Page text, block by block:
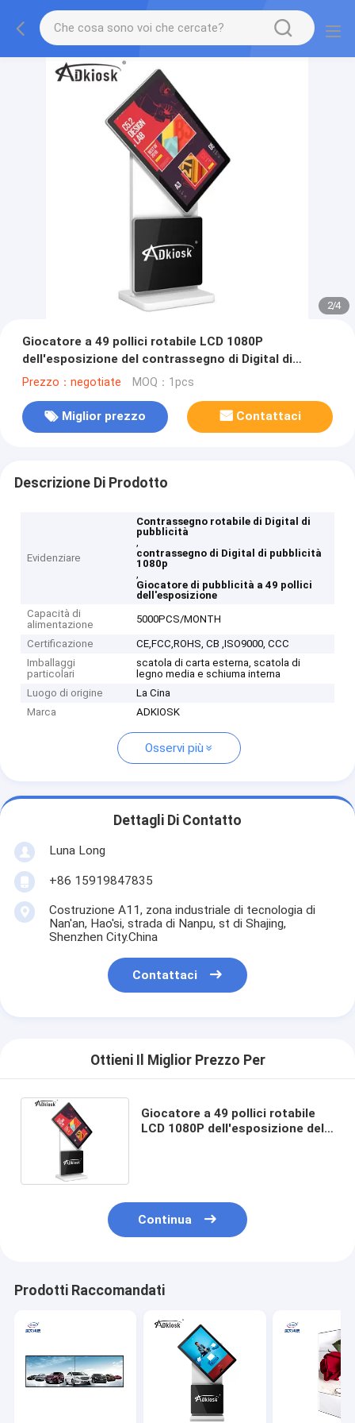
2/4
Giocatore a 49 pollici rotabile LCD 1080P
dell'esposizione del contrassegno di Digital di
pubblicità
Prezzo：negotiate MOQ：1pcs
Miglior prezzo Contattaci
Descrizione Di Prodotto
Evidenziare
Contrassegno rotabile di Digital di
pubblicità
,
contrassegno di Digital di pubblicità
1080p
,
Giocatore di pubblicità a 49 pollici
dell'esposizione
Capacità di
alimentazione
5000PCS/MONTH
Certificazione
CE,FCC,ROHS, CB ,ISO9000, CCC
Imballaggi
particolari
scatola di carta esterna, scatola di
legno media e schiuma interna
Luogo di origine
La Cina
Marca
ADKIOSK
Osservi più
Dettagli Di Contatto
Luna Long
+86 15919847835
Costruzione A11, zona industriale di tecnologia di
Nan'an, Hao'si, strada di Nanpu, st di Shajing,
Shenzhen City.China
Contattaci
Ottieni Il Miglior Prezzo Per
Giocatore a 49 pollici rotabile
LCD 1080P dell'esposizione del
Continua
Prodotti Raccomandati